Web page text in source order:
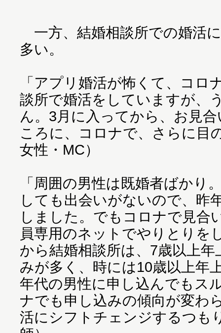
一方、結婚相談所での婚活
多い。
「アプリ婚活が怖くて、コロ
談所で婚活をしていますが、
ん。3月に入ってから、お見
ころに、コロナで、さらに目
女性・MC）
「周囲の男性は既婚者ばかり
しても出会いがないので、昨
しました。でもコロナで見合
員専用のネットでやりとりを
から結婚相談所は、7歳以上
みが多く、時には10歳以上年
年代の男性に申し込んでもス
ナでも申し込みの傾向が変わ
活にシフトチェンジするつも